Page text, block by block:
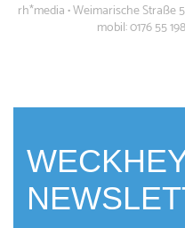
rh*media • Weimarische Straße
mobil: 0176 55